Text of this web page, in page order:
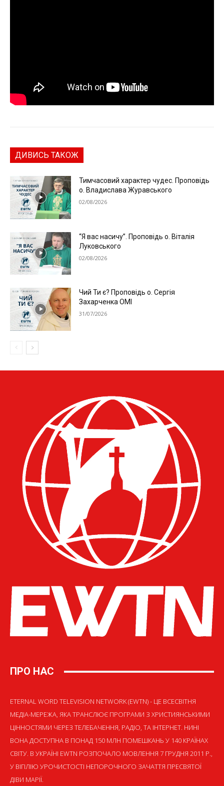
ПРО НАС
ETERNAL WORD TELEVISION NETWORK (EWTN) - ЦЕ ВСЕСВІТНЯ
МЕДІА-МЕРЕЖА, ЯКА ТРАНСЛЮЄ ПРОГРАМИ З ХРИСТИЯНСЬКИМИ
ЦІННОСТЯМИ ЧЕРЕЗ ТЕЛЕБАЧЕННЯ, РАДІО, ТА ІНТЕРНЕТ. НИНІ
ВОНА ДОСТУПНА В ПОНАД 150 МЛН ПОМЕШКАНЬ У 140 КРАЇНАХ
СВІТУ. В УКРАЇНІ EWTN РОЗПОЧАЛО МОВЛЕННЯ 7 ГРУДНЯ 2011 Р.,
У ВІГІЛІЮ УРОЧИСТОСТІ НЕПОРОЧНОГО ЗАЧАТТЯ ПРЕСВЯТОЇ
ДІВИ МАРІЇ.